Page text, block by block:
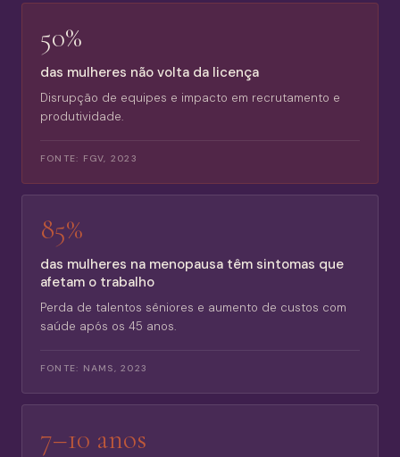
50%
das mulheres não volta da licença
Disrupção de equipes e impacto em recrutamento e
produtividade.
FONTE: FGV, 2023
85%
das mulheres na menopausa têm sintomas que
afetam o trabalho
Perda de talentos sêniores e aumento de custos com
saúde após os 45 anos.
FONTE: NAMS, 2023
7–10 anos